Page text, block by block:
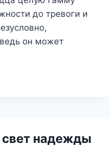
до тревоги и
он может
свет надежды